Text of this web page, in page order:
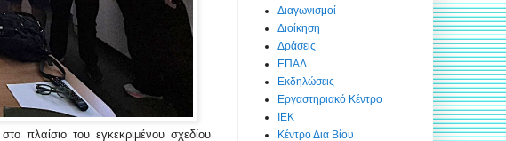
πλαίσιο του εγκεκριμένου σχεδίου
Διαγωνισμοί
Διοίκηση
Δράσεις
ΕΠΑΛ
Εκδηλώσεις
Εργαστηριακό Κέντρο
ΙΕΚ
Κέντρο Δια Βίου